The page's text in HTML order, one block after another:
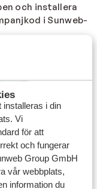
i din
Vi
för att
och fungerar
Group GmbH
vår webbplats,
information du
och installera
i Sunweb-